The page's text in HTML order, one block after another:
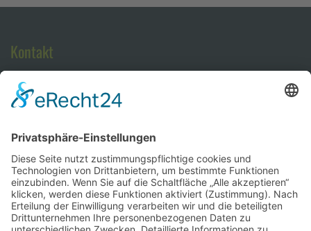
Kontakt
Michael Seufert
An der Stadtmarter 16
Tel. 09302 / 99 02 52
Kontakt
Anfrage direkt senden
Startseite